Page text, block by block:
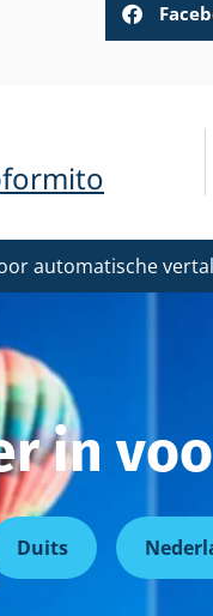
automatische
in
Duits